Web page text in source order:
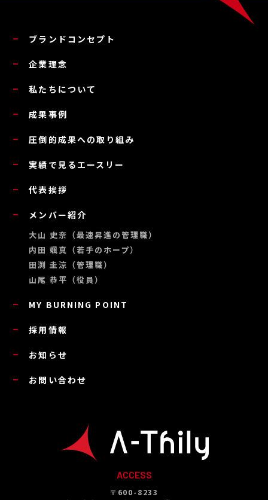
ブランドコンセプト
企業理念
私たちについて
成果事例
圧倒的成果への取り組み
実績で見るエースリー
代表挨拶
メンバー紹介
大山 史奈（最速昇進の管理職）
内田 颯真（若手のホープ）
田渕 圭涼（管理職）
山尾 恭平（役員）
MY BURNING POINT
採用情報
お知らせ
お問い合わせ
ACCESS
〒600-8233